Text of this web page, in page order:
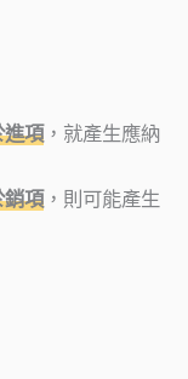
進項 ，就產生應納
銷項 ，則可能產生